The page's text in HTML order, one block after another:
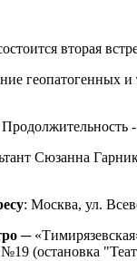
вторая
геопатогенных
-
Сюзанна
: Москва, ул.
─
(остановка